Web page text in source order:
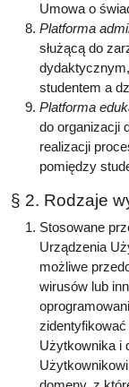
Umowa o
Platforma
służącą do
studentem a
Platforma
do organizacji
realizacji
pomiędzy
§ 2. Rodzaje
Stosowane
Urządzenia
możliwe
wirusów lub
Użytkownika i